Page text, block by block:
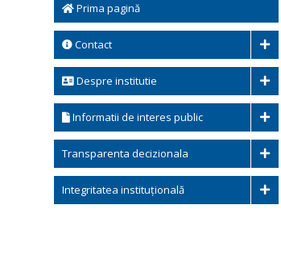
Prima pagină
Contact
Despre institutie
Informatii de interes public
Transparenta decizionala
Integritatea instituțională